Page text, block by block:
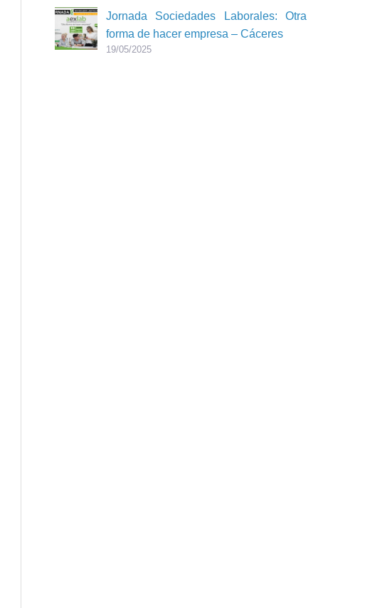
Jornada Sociedades Laborales: Otra
forma de hacer empresa – Cáceres
19/05/2025